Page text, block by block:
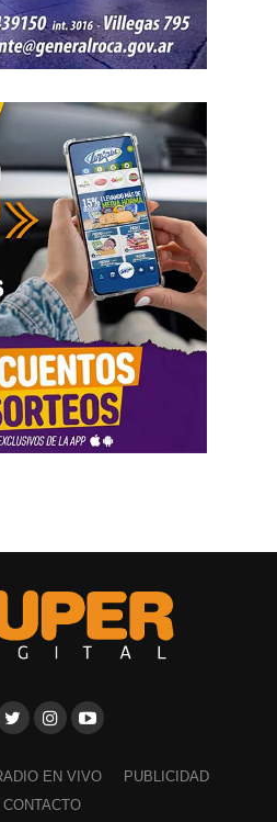
EN VIVO
PUBLICIDAD
CONTACTO